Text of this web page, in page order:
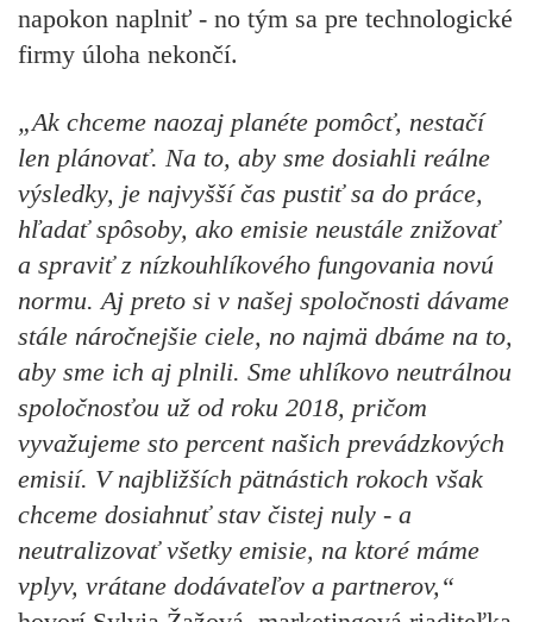
napokon naplniť - no tým sa pre technologické
firmy úloha nekončí.
„Ak chceme naozaj planéte pomôcť, nestačí
len plánovať. Na to, aby sme dosiahli reálne
výsledky, je najvyšší čas pustiť sa do práce,
hľadať spôsoby, ako emisie neustále znižovať
a spraviť z nízkouhlíkového fungovania novú
normu. Aj preto si v našej spoločnosti dávame
stále náročnejšie ciele, no najmä dbáme na to,
aby sme ich aj plnili. Sme uhlíkovo neutrálnou
spoločnosťou už od roku 2018, pričom
vyvažujeme sto percent našich prevádzkových
emisií. V najbližších pätnástich rokoch však
chceme dosiahnuť stav čistej nuly - a
neutralizovať všetky emisie, na ktoré máme
vplyv, vrátane dodávateľov a partnerov,“